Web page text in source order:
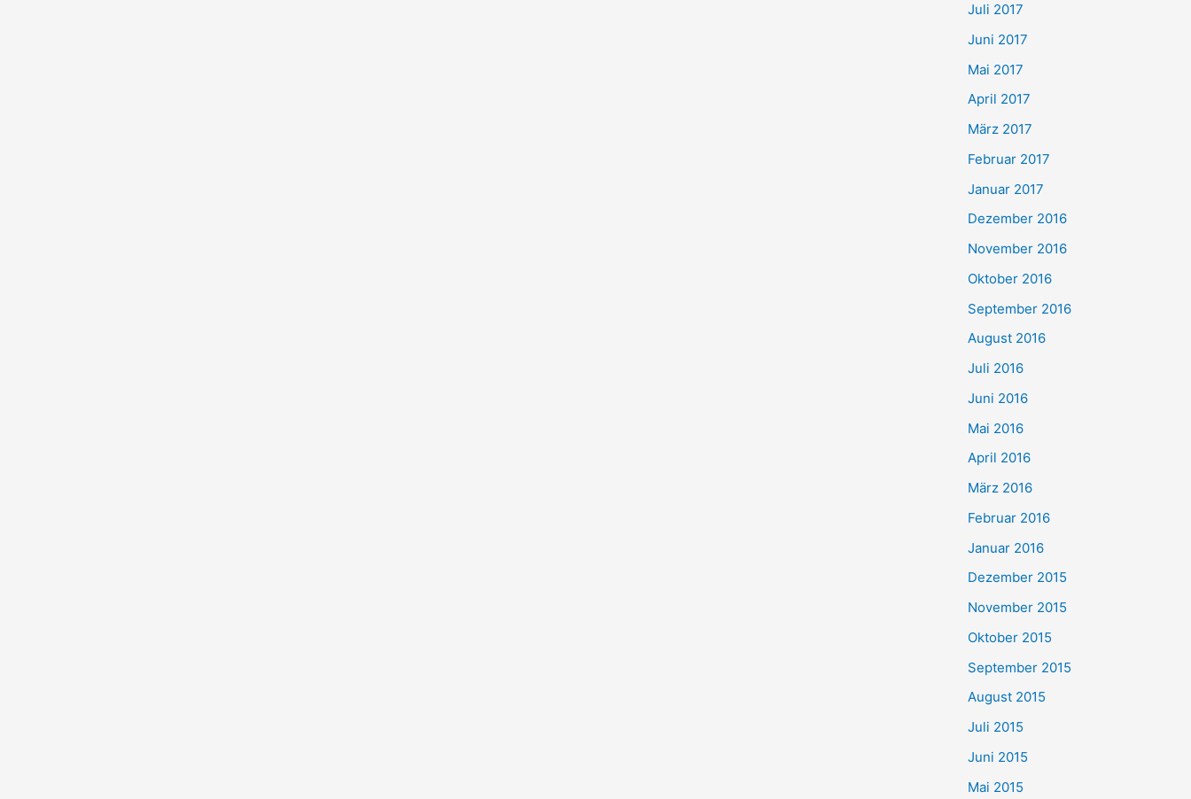
Juli 2017
Juni 2017
Mai 2017
April 2017
März 2017
Februar 2017
Januar 2017
Dezember 2016
November 2016
Oktober 2016
September 2016
August 2016
Juli 2016
Juni 2016
Mai 2016
April 2016
März 2016
Februar 2016
Januar 2016
Dezember 2015
November 2015
Oktober 2015
September 2015
August 2015
Juli 2015
Juni 2015
Mai 2015